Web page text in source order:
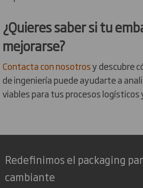
¿Quieres saber si tu
mejorarse?
Contacta con nosotrosy descubre
de ingeniería puede ayudarte a
viables para tus procesos logísticos
Redefinimos el packaging
cambiante